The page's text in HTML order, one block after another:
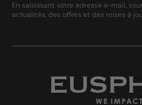
En saisissant votre adresse e-mail,
actualités, des offres et des mises à